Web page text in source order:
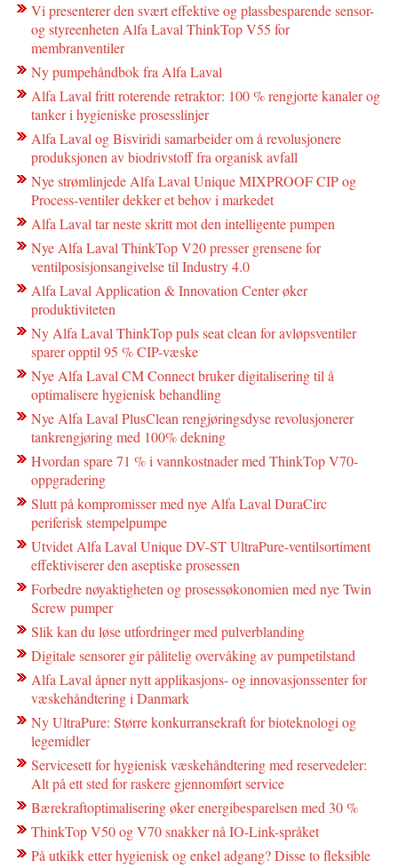
Vi presenterer den svært effektive og plassbesparende sensor-
og styreenheten Alfa Laval ThinkTop V55 for
membranventiler
Ny pumpehåndbok fra Alfa Laval
Alfa Laval fritt roterende retraktor: 100 % rengjorte kanaler og
tanker i hygieniske prosesslinjer
Alfa Laval og Bisviridi samarbeider om å revolusjonere
produksjonen av biodrivstoff fra organisk avfall
Nye strømlinjede Alfa Laval Unique MIXPROOF CIP og
Process-ventiler dekker et behov i markedet
Alfa Laval tar neste skritt mot den intelligente pumpen
Nye Alfa Laval ThinkTop V20 presser grensene for
ventilposisjonsangivelse til Industry 4.0
Alfa Laval Application & Innovation Center øker
produktiviteten
Ny Alfa Laval ThinkTop puls seat clean for avløpsventiler
sparer opptil 95 % CIP-væske
Nye Alfa Laval CM Connect bruker digitalisering til å
optimalisere hygienisk behandling
Nye Alfa Laval PlusClean rengjøringsdyse revolusjonerer
tankrengjøring med 100% dekning
Hvordan spare 71 % i vannkostnader med ThinkTop V70-
oppgradering
Slutt på kompromisser med nye Alfa Laval DuraCirc
periferisk stempelpumpe
Utvidet Alfa Laval Unique DV-ST UltraPure-ventilsortiment
effektiviserer den aseptiske prosessen
Forbedre nøyaktigheten og prosessøkonomien med nye Twin
Screw pumper
Slik kan du løse utfordringer med pulverblanding
Digitale sensorer gir pålitelig overvåking av pumpetilstand
Alfa Laval åpner nytt applikasjons- og innovasjonssenter for
væskehåndtering i Danmark
Ny UltraPure: Større konkurransekraft for bioteknologi og
legemidler
Servicesett for hygienisk væskehåndtering med reservedeler:
Alt på ett sted for raskere gjennomført service
Bærekraftoptimalisering øker energibesparelsen med 30 %
ThinkTop V50 og V70 snakker nå IO-Link-språket
På utkikk etter hygienisk og enkel adgang? Disse to fleksible